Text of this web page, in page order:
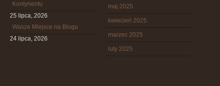
Kontynentu
25 lipca, 2026
Wasze Miejsce na Blogu
24 lipca, 2026
maj 2025
kwiecień 2025
marzec 2025
luty 2025